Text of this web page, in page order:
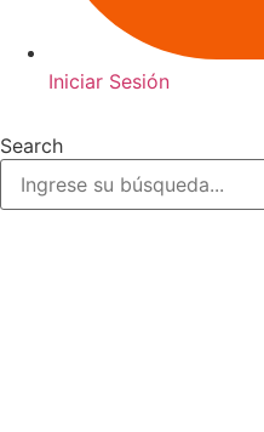
Iniciar Sesión
Search